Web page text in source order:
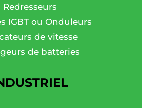
Redresseurs
IGBT ou Onduleurs
de vitesse
de batteries